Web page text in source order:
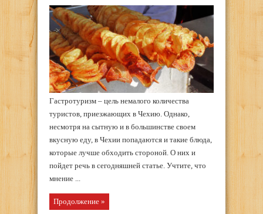
Гастротуризм – цель немалого количества
туристов, приезжающих в Чехию. Однако,
несмотря на сытную и в большинстве своем
вкусную еду, в Чехии попадаются и такие блюда,
которые лучше обходить стороной. О них и
пойдет речь в сегодняшней статье. Учтите, что
мнение ...
Продолжение »